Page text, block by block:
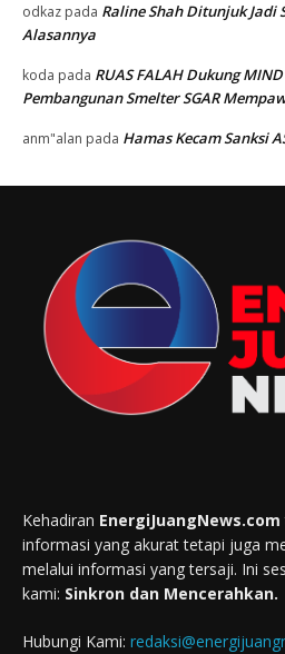
odkaz pada Raline Shah Ditunjuk Jadi
Alasannya
koda pada RUAS FALAH Dukung
Pembangunan Smelter SGAR
anm"alan pada Hamas Kecam Sanksi
Kehadiran EnergiJuangNews.com
informasi yang akurat tetapi juga
melalui informasi yang tersaji. Ini
kami: Sinkron dan Mencerahkan.
Hubungi Kami: